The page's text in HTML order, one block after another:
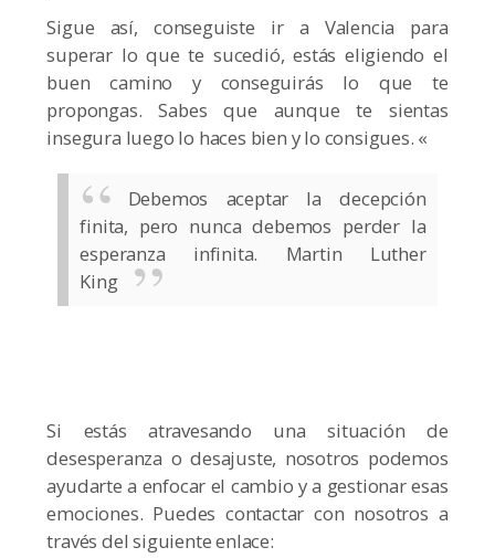
Sigue así, conseguiste ir a Valencia para
superar lo que te sucedió, estás eligiendo el
buen camino y conseguirás lo que te
propongas. Sabes que aunque te sientas
insegura luego lo haces bien y lo consigues. «
Debemos aceptar la decepción
finita, pero nunca debemos perder la
esperanza infinita. Martin Luther
King
Si estás atravesando una situación de
desesperanza o desajuste, nosotros podemos
ayudarte a enfocar el cambio y a gestionar esas
emociones. Puedes contactar con nosotros a
través del siguiente enlace: